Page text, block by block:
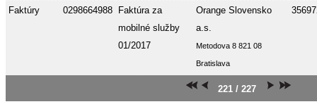
Faktúry 0298664988
Faktúra za
mobilné služby
01/2017
Orange Slovensko
a.s.
Metodova 8 821 08
Bratislava
221 / 227